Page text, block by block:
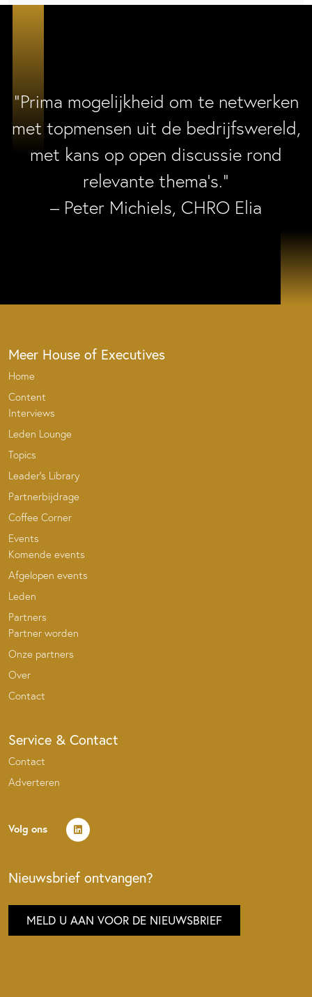
“Prima mogelijkheid om te netwerken
met topmensen uit de bedrijfswereld,
met kans op open discussie rond
relevante thema’s.”
– Peter Michiels, CHRO Elia
Meer House of Executives
Home
Content
Interviews
Leden Lounge
Topics
Leader’s Library
Partnerbijdrage
Coffee Corner
Events
Komende events
Afgelopen events
Leden
Partners
Partner worden
Onze partners
Over
Contact
Service & Contact
Contact
Adverteren
Volg ons
Nieuwsbrief ontvangen?
MELD U AAN VOOR DE NIEUWSBRIEF